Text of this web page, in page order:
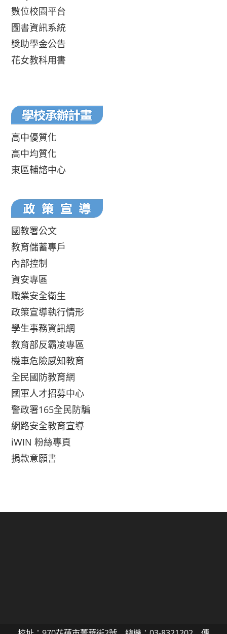
數位校園平台
圖書資訊系統
獎助學金公告
花女教科用書
高中優質化
高中均質化
東區輔諮中心
國教署公文
教育儲蓄專戶
內部控制
資安專區
職業安全衛生
政策宣導執行情形
學生事務資訊網
教育部反霸凌專區
機車危險感知教育
全民國防教育網
國軍人才招募中心
警政署165全民防騙
網路安全教育宣導
iWIN 粉絲專頁
捐款意願書